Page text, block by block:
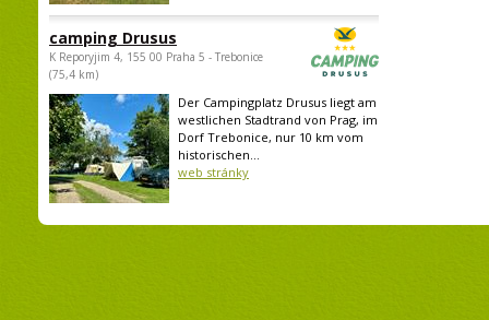
camping Drusus
K Reporyjim 4, 155 00 Praha 5 - Trebonice
(75,4 km)
Der Campingplatz Drusus liegt am
westlichen Stadtrand von Prag, im
Dorf Trebonice, nur 10 km vom
historischen...
web stránky